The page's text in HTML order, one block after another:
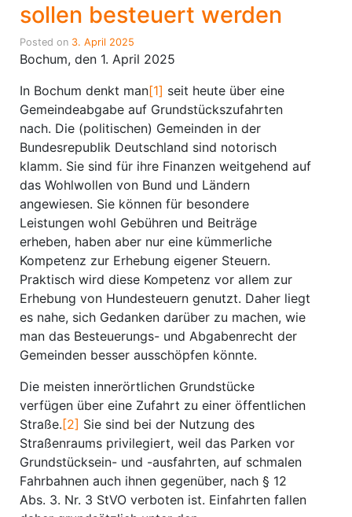
sollen besteuert werden
Posted on 3. April 2025
Bochum, den 1. April 2025
In Bochum denkt man[1] seit heute über eine
Gemeindeabgabe auf Grundstückszufahrten
nach. Die (politischen) Gemeinden in der
Bundesrepublik Deutschland sind notorisch
klamm. Sie sind für ihre Finanzen weitgehend auf
das Wohlwollen von Bund und Ländern
angewiesen. Sie können für besondere
Leistungen wohl Gebühren und Beiträge
erheben, haben aber nur eine kümmerliche
Kompetenz zur Erhebung eigener Steuern.
Praktisch wird diese Kompetenz vor allem zur
Erhebung von Hundesteuern genutzt. Daher liegt
es nahe, sich Gedanken darüber zu machen, wie
man das Besteuerungs- und Abgabenrecht der
Gemeinden besser ausschöpfen könnte.
Die meisten innerörtlichen Grundstücke
verfügen über eine Zufahrt zu einer öffentlichen
Straße. [2] Sie sind bei der Nutzung des
Straßenraums privilegiert, weil das Parken vor
Grundstücksein- und -ausfahrten, auf schmalen
Fahrbahnen auch ihnen gegenüber, nach § 12
Abs. 3. Nr. 3 StVO verboten ist. Einfahrten fallen